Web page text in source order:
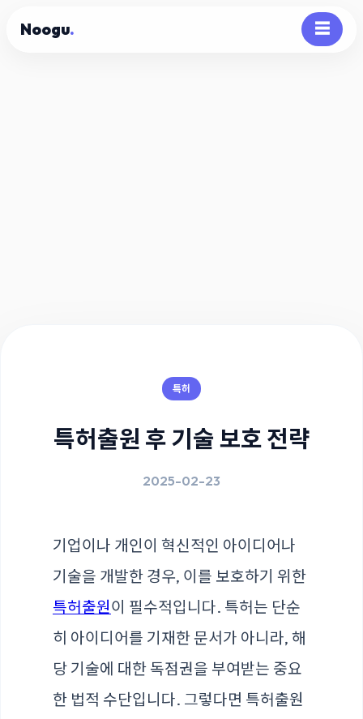
Noogu. ☰
특허
특허출원 후 기술 보호 전략
2025-02-23
기업이나 개인이 혁신적인 아이디어나
기술을 개발한 경우, 이를 보호하기 위한
특허출원이 필수적입니다. 특허는 단순
히 아이디어를 기재한 문서가 아니라, 해
당 기술에 대한 독점권을 부여받는 중요
한 법적 수단입니다. 그렇다면 특허출원